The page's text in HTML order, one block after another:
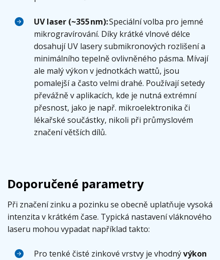
UV laser (~355 nm):Speciální volba pro jemné
mikrogravírování. Díky krátké vlnové délce
dosahují UV lasery submikronových rozlišení a
minimálního tepelně ovlivněného pásma. Mívají
ale malý výkon v jednotkách wattů, jsou
pomalejší a často velmi drahé. Používají setedy
převážně v aplikacích, kde je nutná extrémní
přesnost, jako je např. mikroelektronika či
lékařské součástky, nikoli při průmyslovém
značení větších dílů.
Doporučené parametry
Při značení zinku a pozinku se obecně uplatňuje vysoká
intenzita v krátkém čase. Typická nastavení vláknového
laseru mohou vypadat například takto:
Pro tenké čisté zinkové vrstvy je vhodnývýkon